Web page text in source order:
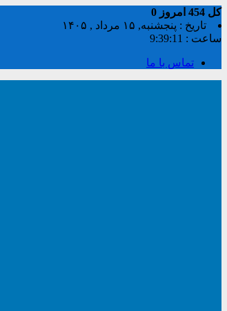
کل امروز 0
تاریخ : پنجشنبه, ۱۵ مرداد , ۱۴۰۵
ساعت : 9:39:12
تماس با ما